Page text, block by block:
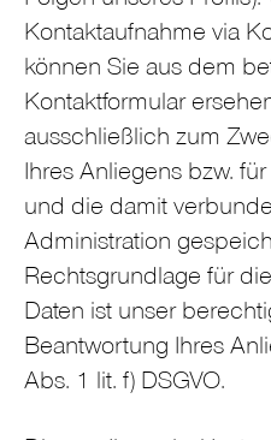
Kontaktaufnahme via
können Sie aus dem
Kontaktformular
ausschließlich zum
Ihres Anliegens bzw.
und die damit
Administration
Rechtsgrundlage für
Daten ist unser
Beantwortung Ihres
Abs. 1 lit. f) DSGVO.